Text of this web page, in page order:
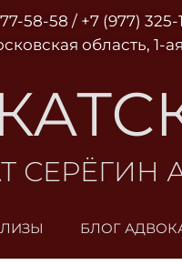
58-58 / +7 (977) 325-
область, 1-
СЕРЁГИН
БЛОГ